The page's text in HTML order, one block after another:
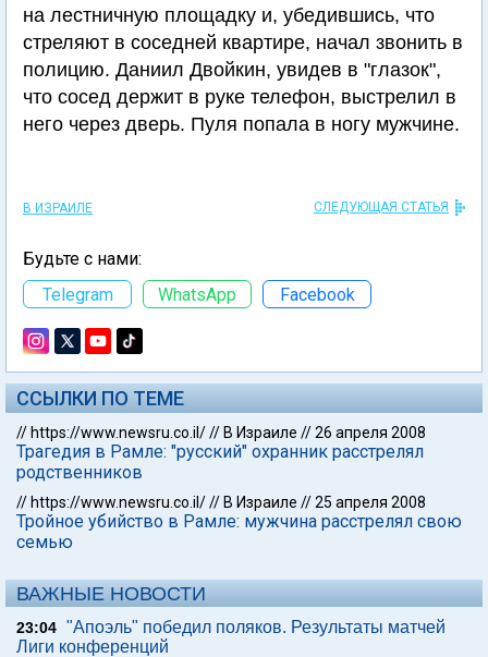
на лестничную площадку и, убедившись, что
стреляют в соседней квартире, начал звонить в
полицию. Даниил Двойкин, увидев в "глазок",
что сосед держит в руке телефон, выстрелил в
него через дверь. Пуля попала в ногу мужчине.
В ИЗРАИЛЕ СЛЕДУЮЩАЯ СТАТЬЯ
Будьте с нами:
Telegram
WhatsApp Facebook
ССЫЛКИ ПО ТЕМЕ
// https://www.newsru.co.il/// В Израиле //26 апреля 2008
Трагедия в Рамле: "русский" охранник расстрелял
родственников
// https://www.newsru.co.il/// В Израиле //25 апреля 2008
Тройное убийство в Рамле: мужчина расстрелял свою
семью
ВАЖНЫЕ НОВОСТИ
23:04 "Апоэль" победил поляков. Результаты матчей
Лиги конференций